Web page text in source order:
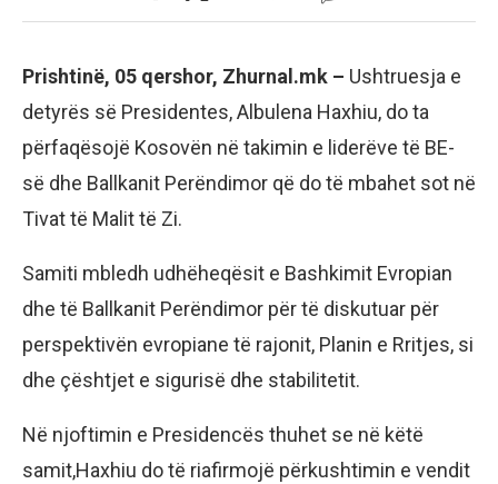
Prishtinë, 05 qershor, Zhurnal.mk – Ushtruesja e
detyrës së Presidentes, Albulena Haxhiu, do ta
përfaqësojë Kosovën në takimin e liderëve të BE-
së dhe Ballkanit Perëndimor që do të mbahet sot në
Tivat të Malit të Zi.
Samiti mbledh udhëheqësit e Bashkimit Evropian
dhe të Ballkanit Perëndimor për të diskutuar për
perspektivën evropiane të rajonit, Planin e Rritjes, si
dhe çështjet e sigurisë dhe stabilitetit.
Në njoftimin e Presidencës thuhet se në këtë
samit,Haxhiu do të riafirmojë përkushtimin e vendit